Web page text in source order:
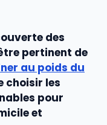
des
pertinent de
au poids du
choisir les
pour
et